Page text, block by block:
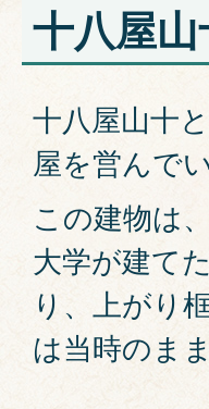
十八屋
十八屋山十
屋を営んで
この建物は
大学が建て
り、上がり
は当時のま